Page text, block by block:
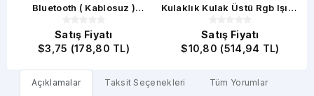
Bluetooth ( Kablosuz )
Satış Fiyatı
$3,75 (178,80 TL)
Kulaklık Kulak Üstü Rgb Işıklı
Satış Fiyatı
$10,80 (514,94 TL)
Açıklamalar Taksit Seçenekleri Tüm Yorumlar